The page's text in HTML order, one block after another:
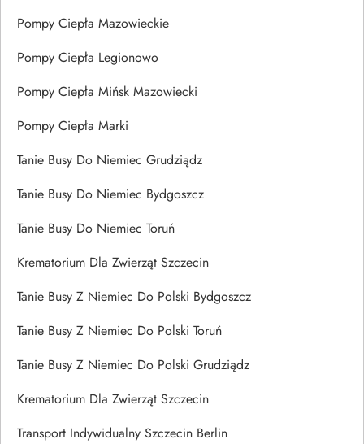
Pompy Ciepła Mazowieckie
Pompy Ciepła Legionowo
Pompy Ciepła Mińsk Mazowiecki
Pompy Ciepła Marki
Tanie Busy Do Niemiec Grudziądz
Tanie Busy Do Niemiec Bydgoszcz
Tanie Busy Do Niemiec Toruń
Krematorium Dla Zwierząt Szczecin
Tanie Busy Z Niemiec Do Polski Bydgoszcz
Tanie Busy Z Niemiec Do Polski Toruń
Tanie Busy Z Niemiec Do Polski Grudziądz
Krematorium Dla Zwierząt Szczecin
Transport Indywidualny Szczecin Berlin